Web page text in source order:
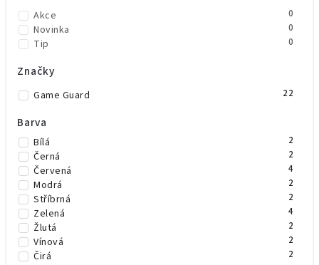
Akce 0
Novinka 0
Tip 0
Značky
Game Guard 22
Barva
Bílá 2
Černá 2
Červená 4
Modrá 2
Stříbrná 2
Zelená 4
Žlutá 2
Vínová 2
Čirá 2